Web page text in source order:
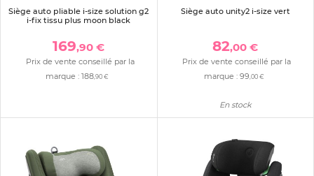
Siège auto pliable i-size solution g2
i-fix tissu plus moon black
169,90 €
Prix de vente conseillé par la
marque :188,90 €
Siège auto unity2 i-size vert
82,00 €
Prix de vente conseillé par la
marque : 99 ,00 €
En stock